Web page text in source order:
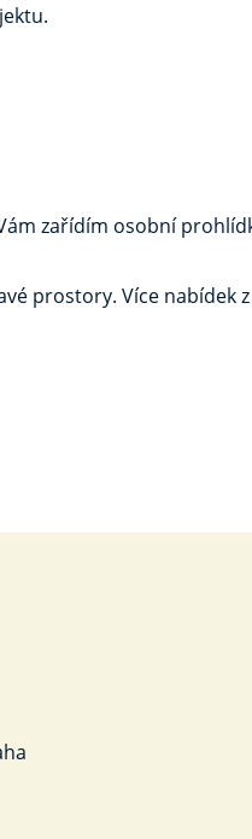
zařídím osobní
prostory. Více